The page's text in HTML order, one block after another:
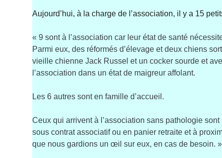
Aujourd’hui, à la charge de l’association, il y a 15
« 9 sont à l’association car leur état de santé
Parmi eux, des réformés d’élevage et deux chiens
vieille chienne Jack Russel et un cocker sourde et
l’association dans un état de maigreur affolant.
Les 6 autres sont en famille d’accueil.
Ceux qui arrivent à l’association sans pathologie sont
sous contrat associatif ou en panier retraite et à
que nous gardions un œil sur eux, en cas de besoin. »